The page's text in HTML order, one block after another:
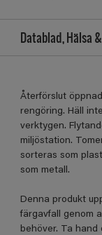
Datablad, Hälsa
Återförslut
rengöring. Häll
verktygen.
miljöstation.
sorteras som
som metall.
Denna produkt
färgavfall genom
behöver. Ta